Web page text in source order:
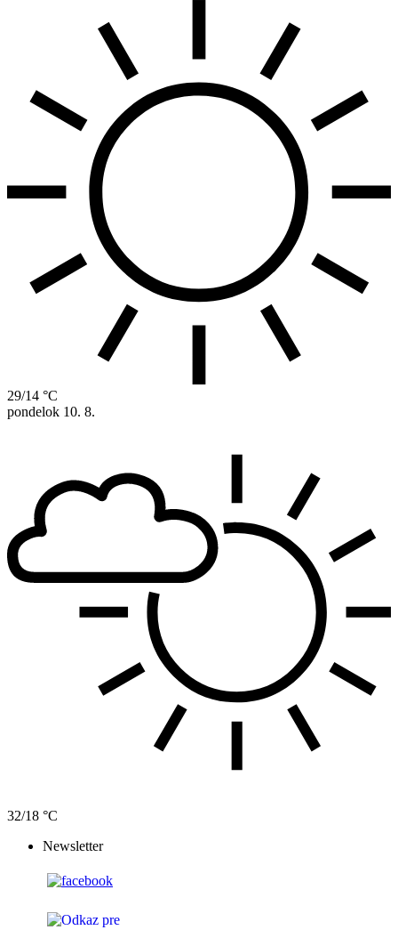
29/14 °C
pondelok 10. 8.
32/18 °C
Newsletter